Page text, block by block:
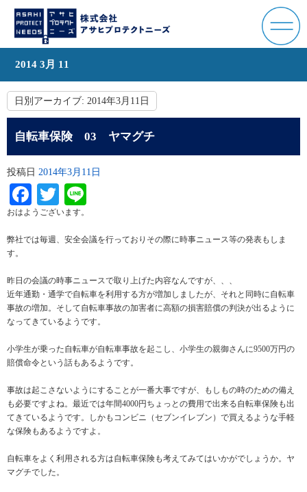
2014 3月 11
日別アーカイブ: 2014年3月11日
自転車保険 03 ヤマグチ
投稿日 2014年3月11日
Facebook
Twitter
おはようございます。
弊社では毎週、安全会議を行っておりその際に時事ニュース等の発表もしま
す。
昨日の会議の時事ニュースで取り上げた内容なんですが、、、
近年通勤・通学で自転車を利用する方が増加しましたが、それと同時に自転車
事故の増加。そして自転車事故の加害者に高額の損害賠償の判決が出るように
なってきているようです。
小学生が乗った自転車が自転車事故を起こし、小学生の親御さんに9500万円の
賠償命令という話もあるようです。
事故は起こさないようにすることが一番大事ですが、もしもの時のための備え
も必要ですよね。最近では年間4000円ちょっとの費用で出来る自転車保険も出
てきているようです。しかもコンビニ（セブンイレブン）で買えるような手軽
な保険もあるようですよ。
自転車をよく利用される方は自転車保険も考えてみてはいかがでしょうか。ヤ
マグチでした。